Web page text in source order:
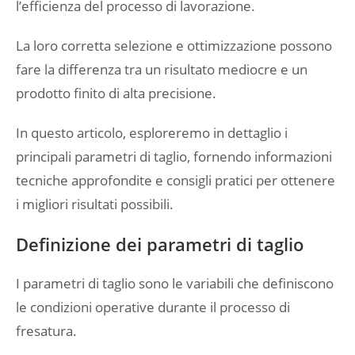
l’efficienza del processo di lavorazione.
La loro corretta selezione e ottimizzazione possono
fare la differenza tra un risultato mediocre e un
prodotto finito di alta precisione.
In questo articolo, esploreremo in dettaglio i
principali parametri di taglio, fornendo informazioni
tecniche approfondite e consigli pratici per ottenere
i migliori risultati possibili.
Definizione dei parametri di taglio
I parametri di taglio sono le variabili che definiscono
le condizioni operative durante il processo di
fresatura.